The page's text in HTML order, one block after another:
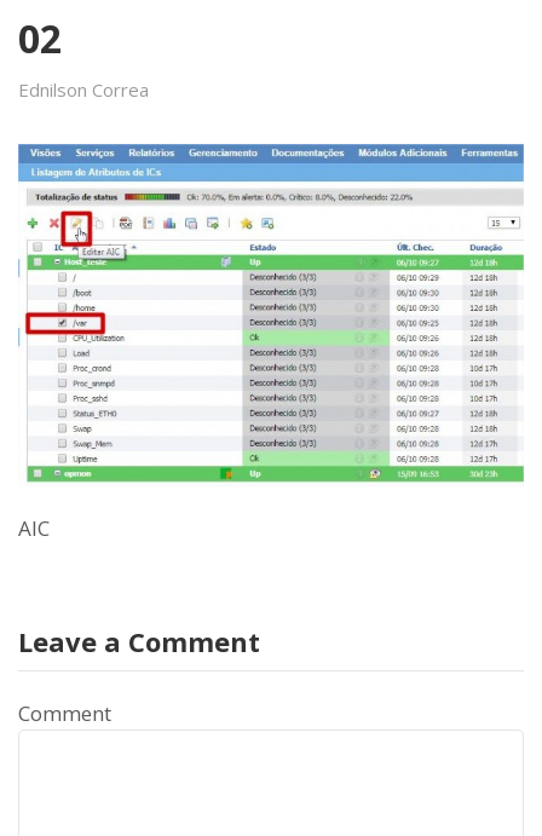
02
Ednilson Correa
AIC
Leave a Comment
Comment